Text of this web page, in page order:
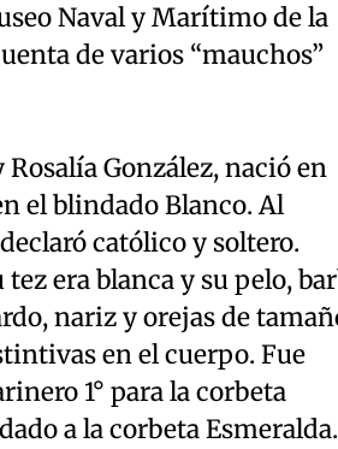
Naval y Marítimo de la
de varios “mauchos”
González, nació en
el blindado Blanco. Al
católico y soltero.
era blanca y su pelo,
nariz y orejas de
en el cuerpo. Fue
1° para la corbeta
a la corbeta Esmeralda.